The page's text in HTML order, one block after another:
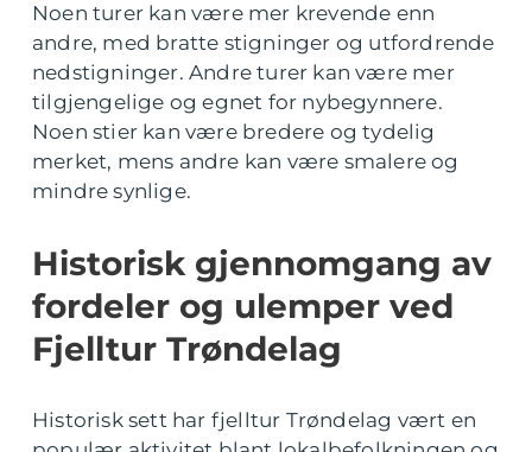
Noen turer kan være mer krevende enn
andre, med bratte stigninger og utfordrende
nedstigninger. Andre turer kan være mer
tilgjengelige og egnet for nybegynnere.
Noen stier kan være bredere og tydelig
merket, mens andre kan være smalere og
mindre synlige.
Historisk gjennomgang av
fordeler og ulemper ved
Fjelltur Trøndelag
Historisk sett har fjelltur Trøndelag vært en